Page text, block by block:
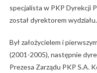
specjalista w PKP Dyrekcji
został dyrektorem wydziału.
Był założycielem i
(2001-2005), następnie
Prezesa Zarządu PKP S.A.